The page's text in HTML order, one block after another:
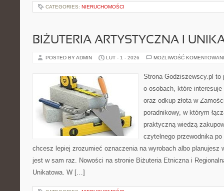
CATEGORIES: NIERUCHOMOŚCI
BIŻUTERIA ARTYSTYCZNA I
POSTED BY ADMIN LUT - 1 - 2026 MOŻLIWOŚĆ
Strona Godziszewscy.pl
o osobach, które
oraz odkup złota w
poradnikowy, w którym
praktyczną wiedzą
czytelnego przewodnika
chcesz lepiej zrozumieć oznaczenia na wyrobach albo planujesz
jest w sam raz. Nowości na stronie Biżuteria Etniczna i
Unikatowa. W […]